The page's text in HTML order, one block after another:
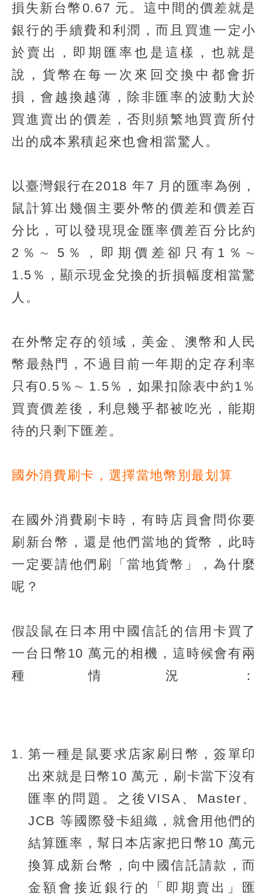
損失新台幣0.67 元。這中間的價差就是
銀行的手續費和利潤，而且買進一定小
於賣出，即期匯率也是這樣，也就是
說，貨幣在每一次來回交換中都會折
損，會越換越薄，除非匯率的波動大於
買進賣出的價差，否則頻繁地買賣所付
出的成本累積起來也會相當驚人。
以臺灣銀行在2018 年7 月的匯率為例，
鼠計算出幾個主要外幣的價差和價差百
分比，可以發現現金匯率價差百分比約
2％∼ 5％，即期價差卻只有1％∼
1.5％，顯示現金兌換的折損幅度相當驚
人。
在外幣定存的領域，美金、澳幣和人民
幣最熱門，不過目前一年期的定存利率
只有0.5％∼ 1.5％，如果扣除表中約1％
買賣價差後，利息幾乎都被吃光，能期
待的只剩下匯差。
國外消費刷卡，選擇當地幣別最划算
在國外消費刷卡時，有時店員會問你要
刷新台幣，還是他們當地的貨幣，此時
一定要請他們刷「當地貨幣」，為什麼
呢？
假設鼠在日本用中國信託的信用卡買了
一台日幣10 萬元的相機，這時候會有兩
種情況：
第一種是鼠要求店家刷日幣，簽單印
出來就是日幣10 萬元，刷卡當下沒有
匯率的問題。之後VISA、Master、
JCB 等國際發卡組織，就會用他們的
結算匯率，幫日本店家把日幣10 萬元
換算成新台幣，向中國信託請款，而
金額會接近銀行的「即期賣出」匯